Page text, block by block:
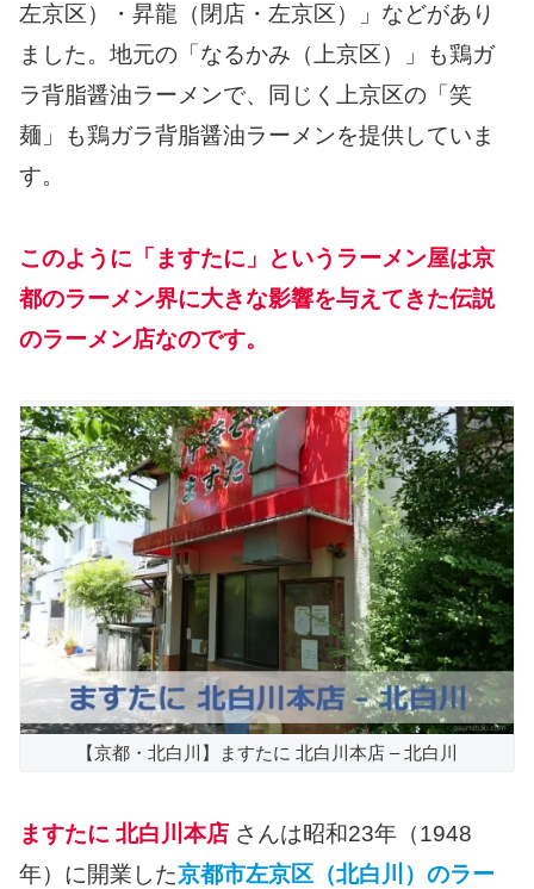
左京区）・昇龍（閉店・左京区）」などがあり
ました。地元の「なるかみ（上京区）」も鶏ガ
ラ背脂醤油ラーメンで、同じく上京区の「笑
麺」も鶏ガラ背脂醤油ラーメンを提供していま
す。
このように「ますたに」というラーメン屋は京
都のラーメン界に大きな影響を与えてきた伝説
のラーメン店なのです。
【京都・北白川】ますたに 北白川本店 – 北白川
ますたに 北白川本店 さんは昭和23年（1948
年）に開業した京都市左京区（北白川）のラー